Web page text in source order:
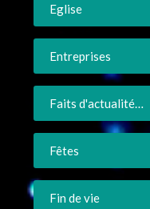
Eglise
Entreprises
Faits d'actualité…
Fêtes
Fin de vie